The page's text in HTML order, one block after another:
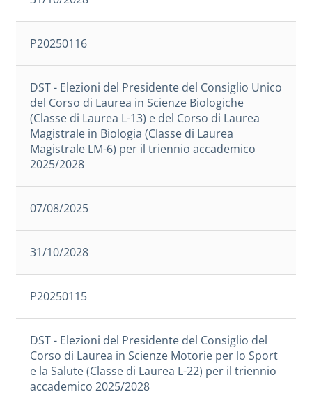
P20250116
DST - Elezioni del Presidente del Consiglio Unico
del Corso di Laurea in Scienze Biologiche
(Classe di Laurea L-13) e del Corso di Laurea
Magistrale in Biologia (Classe di Laurea
Magistrale LM-6) per il triennio accademico
2025/2028
07/08/2025
31/10/2028
P20250115
DST - Elezioni del Presidente del Consiglio del
Corso di Laurea in Scienze Motorie per lo Sport
e la Salute (Classe di Laurea L-22) per il triennio
accademico 2025/2028